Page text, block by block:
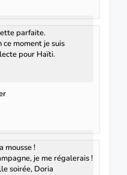
parfaite.
ce moment je suis
pour Haïti.
mousse !
je me régalerais !
soirée, Doria